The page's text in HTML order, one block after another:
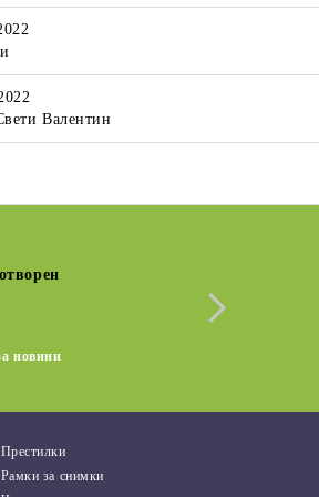
Валентин
ЗА ЕРГЕНСКО
С НАДПИС GAME
И ДАТА
новини
Престилки
Рамки за снимки